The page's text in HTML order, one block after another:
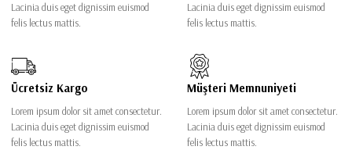
Lacinia duis eget dignissim euismod
felis lectus mattis.
Lacinia duis eget dignissim euismod
felis lectus mattis.
Ücretsiz Kargo
Lorem ipsum dolor sit amet consectetur.
Lacinia duis eget dignissim euismod
felis lectus mattis.
Müşteri Memnuniyeti
Lorem ipsum dolor sit amet consectetur.
Lacinia duis eget dignissim euismod
felis lectus mattis.